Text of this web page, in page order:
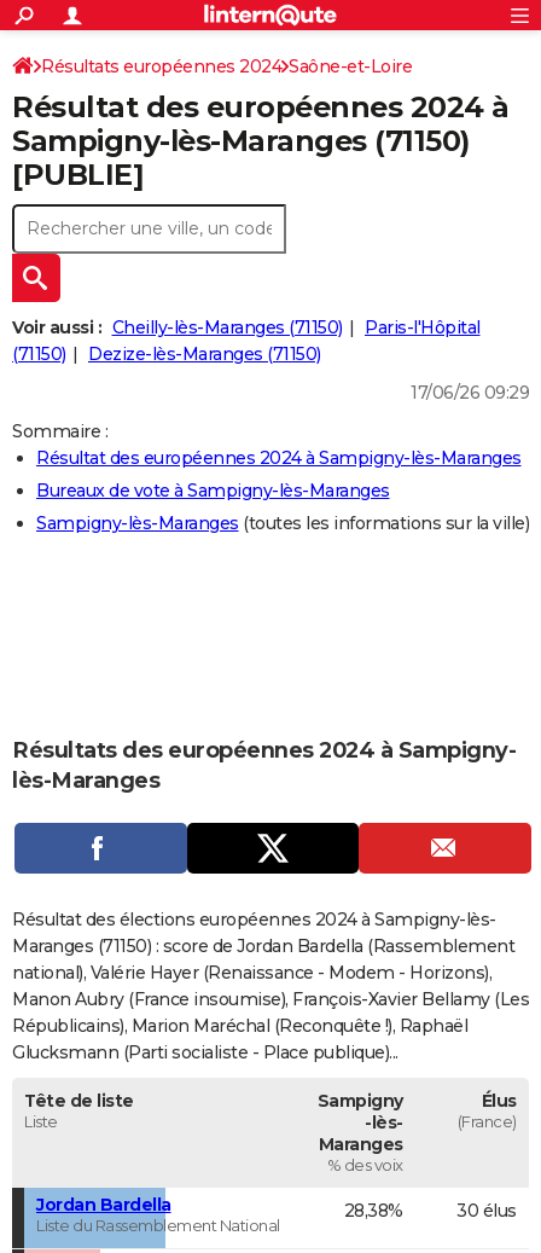
ACTUALITÉS
Politique
Société
Faits Divers
Education
Monde
Villes
+
SPORT
Coupe du monde 2026
Football
Tennis
Cyclisme
Rugby
Forum
Programme TV
TNT
Streaming
Cinéma
Sorties cinéma
Musique
+FINANCE
Retraite
Impôts
Epargne
Immobilier
Risques naturels par ville
Banque
Assurance
CréditAUTO
Essais
Réserver un essai
Citadines
Berlines
SUV
Forum auto
+HIGH-TECH
Mobiles
Meilleur smartphone
Internet
Ordinateurs
Jeux vidéo
Guide high-tech
+
BRICOLAGE
Forum
Aménagement intérieur
Extérieur
Cuisine
Salle de bains
Jardinage
Rangement
+
LIFESTYLE
Art de vivre
Bien-être
Loisirs
Mode
Modes de vie
SANTE
Alimentation
Guide de la santé
Maladies
Médicaments
Sommeil
VOYAGE
Carte de Noël
Carte Bonne année
Carte Saint-Valentin
Carte Pâques
Carte d'anniversaire
COPAINS D'AVANT
AVIS DE DÉCÈS
FORUM
Bricolage
Lifestyle
Culture
Sport
Auto
Television
Voyage
Cinema
Rechercher
S'inscrire
Connexion
Résultats européennes 2024 Saône-et-Loire
Résultat des européennes 2024 à
Sampigny-lès-Maranges (71150)
[PUBLIE]
Voir aussi : Cheilly-lès-Maranges (71150)
Paris-l'Hôpital
(71150)
Dezize-lès-Maranges (71150)
17/06/26 09:29
Sommaire :
Résultat des européennes 2024 à Sampigny-lès-Maranges
Bureaux de vote à Sampigny-lès-Maranges
Sampigny-lès-Maranges (toutes les informations sur la ville)
Résultats des européennes 2024 à Sampigny-
lès-Maranges
Résultat des élections européennes 2024 à Sampigny-lès-
Maranges (71150) : score de Jordan Bardella (Rassemblement
national), Valérie Hayer (Renaissance - Modem - Horizons),
Manon Aubry (France insoumise), François-Xavier Bellamy (Les
Républicains), Marion Maréchal (Reconquête !), Raphaël
Glucksmann (Parti socialiste - Place publique)...
Tête de liste
Liste
Sampigny
-lès-
Maranges
% des voix
Élus
(France)
Jordan Bardella
Liste du Rassemblement National
28,38% 30 élus